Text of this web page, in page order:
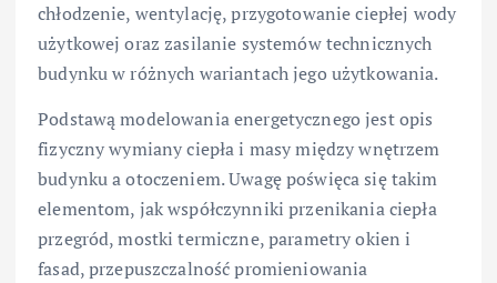
chłodzenie, wentylację, przygotowanie ciepłej wody
użytkowej oraz zasilanie systemów technicznych
budynku w różnych wariantach jego użytkowania.
Podstawą modelowania energetycznego jest opis
fizyczny wymiany ciepła i masy między wnętrzem
budynku a otoczeniem. Uwagę poświęca się takim
elementom, jak współczynniki przenikania ciepła
przegród, mostki termiczne, parametry okien i
fasad, przepuszczalność promieniowania